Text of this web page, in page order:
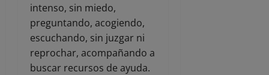
intenso, sin miedo,
preguntando, acogiendo,
escuchando, sin juzgar ni
reprochar, acompañando a
buscar recursos de ayuda.